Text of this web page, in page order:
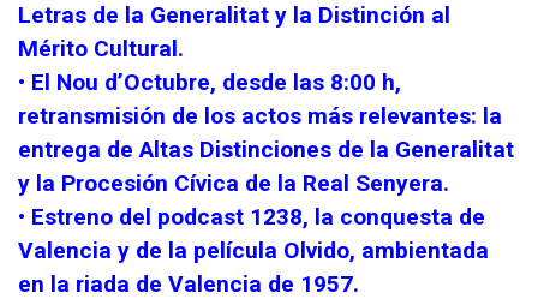
Letras de la Generalitat y la Distinción al
Mérito Cultural.
• El Nou d’Octubre, desde las 8:00 h,
retransmisión de los actos más relevantes: la
entrega de Altas Distinciones de la Generalitat
y la Procesión Cívica de la Real Senyera.
• Estreno del podcast 1238, la conquesta de
Valencia y de la película Olvido, ambientada
en la riada de Valencia de 1957.